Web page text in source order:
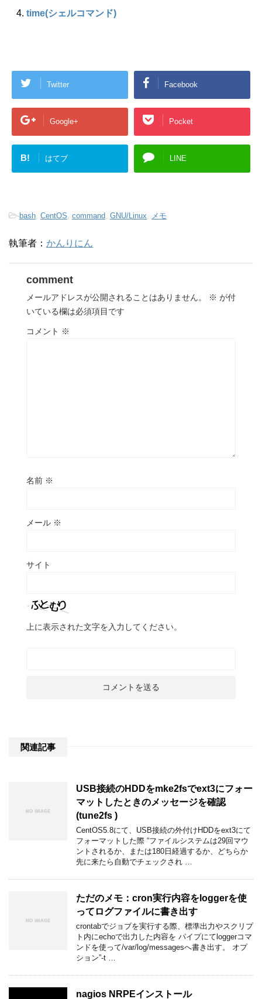
time(シェルコマンド)
Twitter Facebook
Google+ Pocket
B! はてブ LINE
-bash CentOS command GNU/Linux メモ
執筆者： かんりにん
comment
メールアドレスが公開されることはありません。 ※ が付
いている欄は必須項目です
コメント ※
名前 ※
メール ※
サイト
上に表示された文字を入力してください。
関連記事
USB接続のHDDをmke2fsでext3にフォー
マットしたときのメッセージを確認
(tune2fs )
CentOS5.8にて、USB接続の外付けHDDをext3にて
フォーマットした際 “ファイルシステムは29回マウ
ントされるか、または180日経過するか、どちらか
先に来たら自動でチェックされ …
ただのメモ：cron実行内容をloggerを使
ってログファイルに書き出す
crontabでジョブを実行する際、標準出力やスクリプ
ト内にechoで出力した内容を パイプにてloggerコマ
ンドを使って/var/log/messagesへ書き出す。 オプ
ション”-t …
nagios NRPEインストール